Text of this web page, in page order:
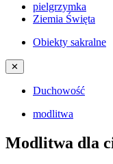
pielgrzymka
Ziemia Święta
Obiekty sakralne
✕
Duchowość
modlitwa
Modlitwa dla